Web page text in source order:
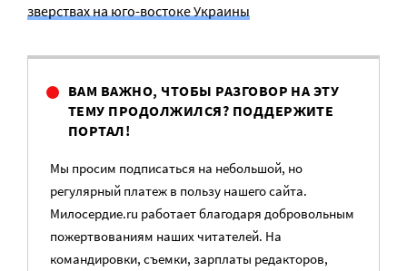
зверствах на юго-востоке Украины
ВАМ ВАЖНО, ЧТОБЫ РАЗГОВОР НА ЭТУ
ТЕМУ ПРОДОЛЖИЛСЯ? ПОДДЕРЖИТЕ
ПОРТАЛ!
Мы просим подписаться на небольшой, но
регулярный платеж в пользу нашего сайта.
Милосердие.ru работает благодаря добровольным
пожертвованиям наших читателей. На
командировки, съемки, зарплаты редакторов,